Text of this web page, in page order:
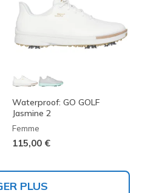
Waterproof: GO GOLF
Jasmine 2
Femme
115,00 €
PLUS